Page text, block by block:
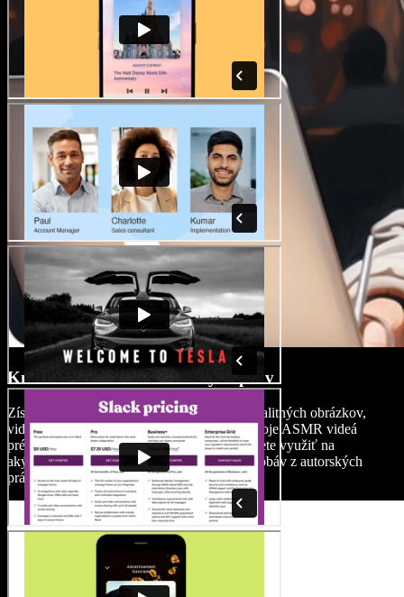
Knižnica médií bez autorských práv
Získajte prístup k rozsiahlej knižnici plnej kvalitných obrázkov,
videoklipov a hudby na pozadí. Obohaťte svoje ASMR videá
prémiovými mediálnymi súbormi, ktoré môžete využiť na
akýkoľvek osobný aj komerčný projekt bez obáv z autorských
práv.